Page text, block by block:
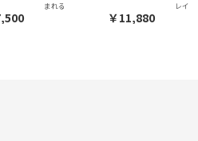
まれる
￥11,880
レイ